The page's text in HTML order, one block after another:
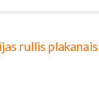
rullis plakanais